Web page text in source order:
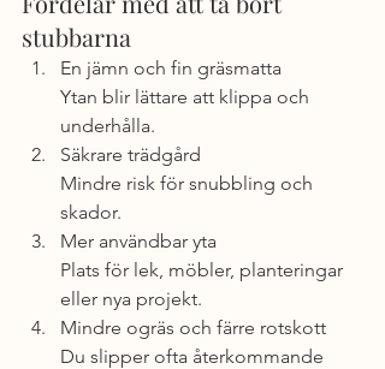
stubbarna
En jämn och fin gräsmatta
Ytan blir lättare att klippa och
underhålla.
Säkrare trädgård
Mindre risk för snubbling och
skador.
Mer användbar yta
Plats för lek, möbler, planteringar
eller nya projekt.
Mindre ogräs och färre rotskott
Du slipper ofta återkommande